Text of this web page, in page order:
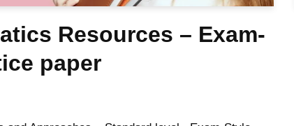
Resources – Exam-
paper